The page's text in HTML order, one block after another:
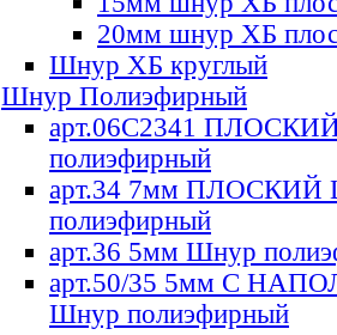
20мм шнур ХБ
Шнур ХБ круглый
Шнур Полиэфирный
арт.06С2341
полиэфирный
арт.34 7мм ПЛОСКИЙ
полиэфирный
арт.36 5мм Шнур
арт.50/35 5мм С
Шнур полиэфирный